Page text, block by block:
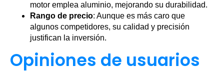
motor emplea aluminio, mejorando su durabilidad.
Rango de precio: Aunque es más caro que
algunos competidores, su calidad y precisión
justifican la inversión.
Opiniones de usuarios